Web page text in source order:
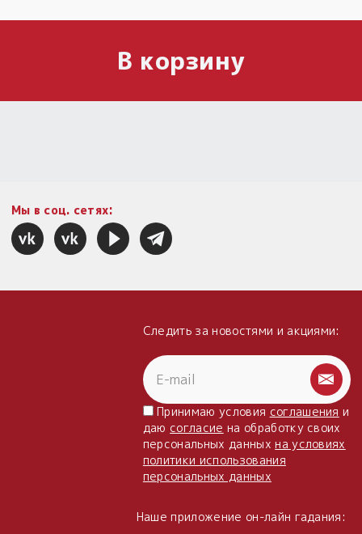
В корзину
Мы в соц. сетях:
Следить за новостями и акциями:
Принимаю условия соглашения и
даю согласие на обработку своих
персональных данныхна условиях
политики использования
персональных данных
Наше приложение он-лайн гадания: